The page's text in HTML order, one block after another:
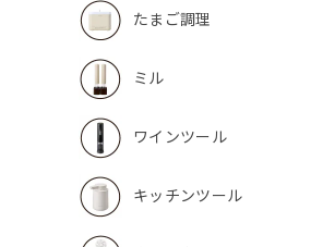
たまご調理
ミル
ワインツール
キッチンツール